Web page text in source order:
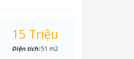
15 Triệu
Diện tích:51 m2